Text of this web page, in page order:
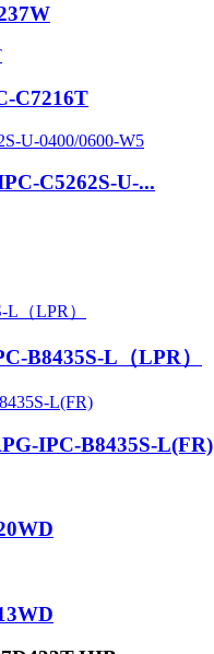
C7216T
C5262S-U-...
B8435S-L（LPR）
IPC-B8435S-L(FR)